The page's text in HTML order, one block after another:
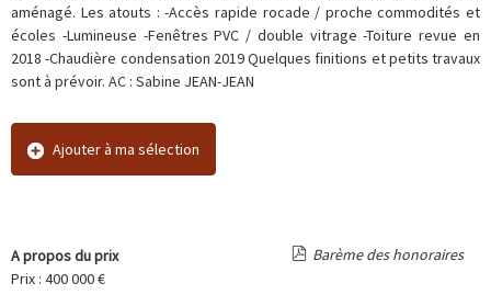
aménagé. Les atouts : -Accès rapide rocade / proche commodités et
écoles -Lumineuse -Fenêtres PVC / double vitrage -Toiture revue en
2018 -Chaudière condensation 2019 Quelques finitions et petits travaux
sont à prévoir. AC : Sabine JEAN-JEAN
Ajouter à ma sélection
A propos du prix
Barème des honoraires
Prix : 400 000 €